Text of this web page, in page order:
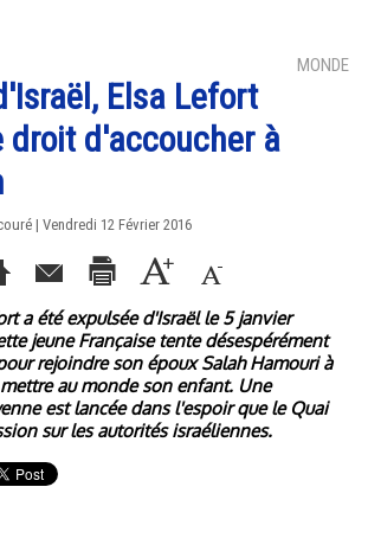
MONDE
Elsa Lefort
droit d'accoucher à
| Vendredi 12 Février 2016
a été expulsée d'Israël le 5 janvier
jeune Française tente désespérément
rejoindre son époux Salah Hamouri à
au monde son enfant. Une
est lancée dans l'espoir que le Quai
sur les autorités israéliennes.